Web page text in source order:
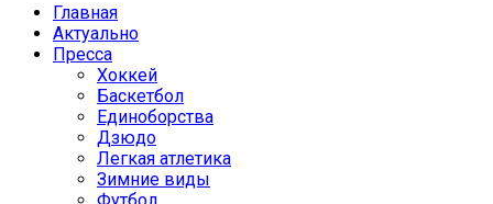
Главная
Актуально
Пресса
Хоккей
Баскетбол
Единоборства
Дзюдо
Легкая атлетика
Зимние виды
Футбол